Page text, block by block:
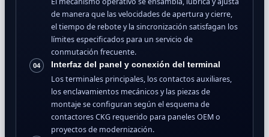
de manera que las velocidades de apertura y cierre,
el tiempo de rebote y la sincronización satisfagan los
límites especificados para un servicio de
conmutación frecuente.
04 Interfaz del panel y conexión del terminal
Los terminales principales, los contactos auxiliares,
los enclavamientos mecánicos y las piezas de
montaje se configuran según el esquema de
contactores CKG requerido para paneles OEM o
proyectos de modernización.